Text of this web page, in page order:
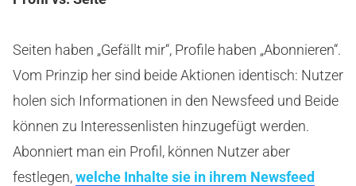
Seiten haben „Gefällt mir“, Profile haben „Abonnieren“.
Vom Prinzip her sind beide Aktionen identisch: Nutzer
holen sich Informationen in den Newsfeed und Beide
können zu Interessenlisten hinzugefügt werden.
Abonniert man ein Profil, können Nutzer aber
festlegen,welche Inhalte sie in ihrem Newsfeed